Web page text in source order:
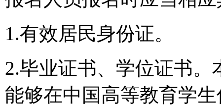
1.有效居民身份证。
2.毕业证书、学位证书
能够在中国高等教育学